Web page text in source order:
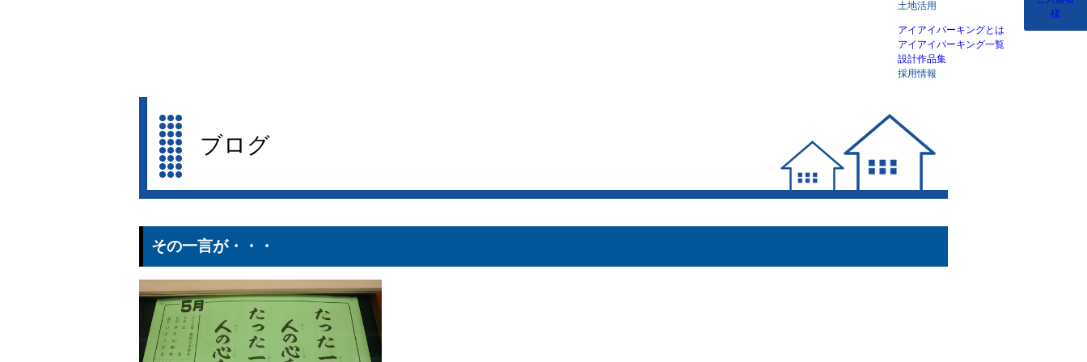
土地活用
アイアイパーキングとは
アイアイパーキング一覧
設計作品集
採用情報
様
ブログ
その一言が・・・